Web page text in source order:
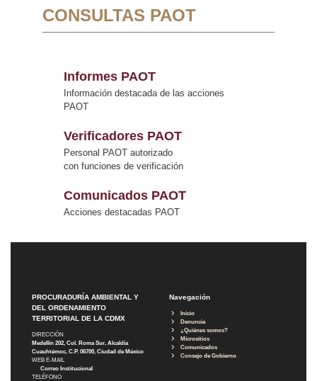
CONSULTAS PAOT
Informes PAOT
Información destacada de las acciones
PAOT
Verificadores PAOT
Personal PAOT autorizado
con funciones de verificación
Comunicados PAOT
Acciones destacadas PAOT
PROCURADURÍA AMBIENTAL Y
DEL ORDENAMIENTO
TERRITORIAL DE LA CDMX
DIRECCIÓN
Medellín 202, Col. Roma Sur, Alcaldía
Cuauhtémoc, C.P. 06700, Ciudad de México
WEB E-MAIL
Correo Institucional
TELÉFONO
Navegación
Inicio
Denuncia
¿Quiénes somos?
Micrositios
Comunicados
Consejo de Gobierno